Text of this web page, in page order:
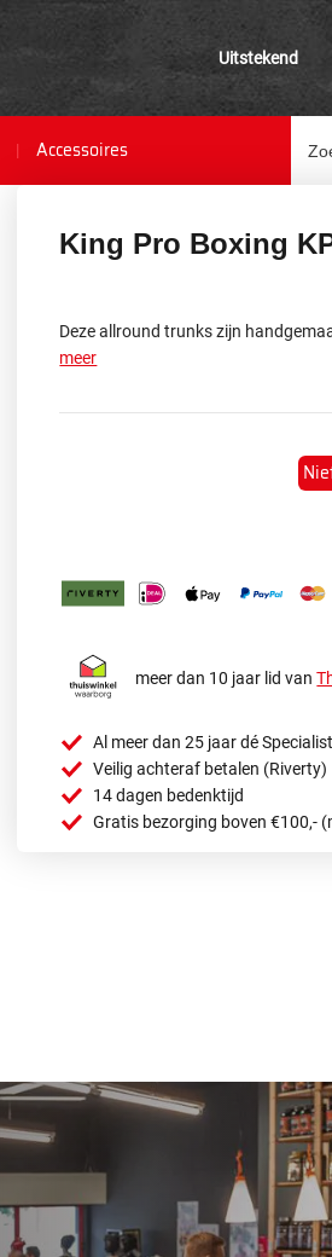
Uitstekend
Accessoires
King Pro Boxing
Deze allround trunks zijn
meer
meer dan 10 jaar lid van
Al meer dan 25 jaar dé
Veilig achteraf betalen (Riverty)
14 dagen bedenktijd
Gratis bezorging boven €100,-